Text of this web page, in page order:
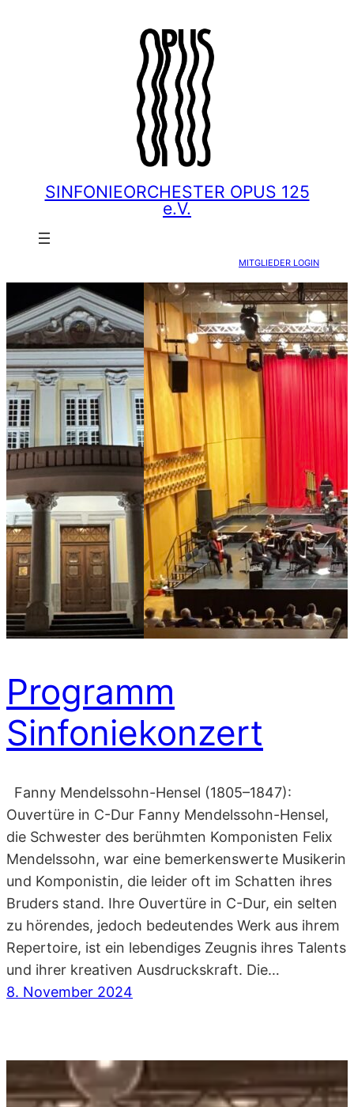
SINFONIEORCHESTER OPUS 125
e.V.
MITGLIEDER LOGIN
Programm
Sinfoniekonzert
Fanny Mendelssohn-Hensel (1805–1847):
Ouvertüre in C-Dur Fanny Mendelssohn-Hensel,
die Schwester des berühmten Komponisten Felix
Mendelssohn, war eine bemerkenswerte Musikerin
und Komponistin, die leider oft im Schatten ihres
Bruders stand. Ihre Ouvertüre in C-Dur, ein selten
zu hörendes, jedoch bedeutendes Werk aus ihrem
Repertoire, ist ein lebendiges Zeugnis ihres Talents
und ihrer kreativen Ausdruckskraft. Die…
8. November 2024